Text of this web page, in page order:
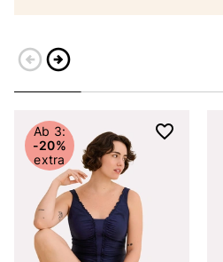
arrow_circle_leftarrow_circle_right
Ab 3:
-20%
extra